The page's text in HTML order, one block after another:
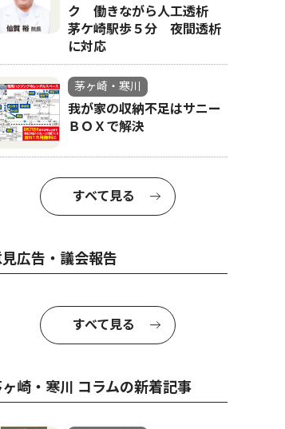
ク 働きながら人工透析
茅ケ崎駅歩５分 夜間透析
に対応
茅ヶ崎・寒川
我が家の収納不足はサニー
ＢＯＸで解決
すべて見る
見広告・議会報告
すべて見る
ヶ崎・寒川 コラムの新着記事